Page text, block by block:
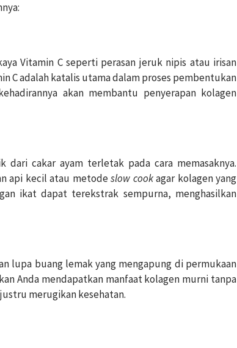
Vitamin C seperti perasan jeruk nipis atau irisan
C adalah katalis utama dalam proses pembentukan
akan membantu penyerapan kolagen
dari cakar ayam terletak pada cara memasaknya.
api kecil atau metodeslow cookagar kolagen yang
ikat dapat terekstrak sempurna, menghasilkan
lupa buang lemak yang mengapung di permukaan
Anda mendapatkan manfaat kolagen murni tanpa
merugikan kesehatan.